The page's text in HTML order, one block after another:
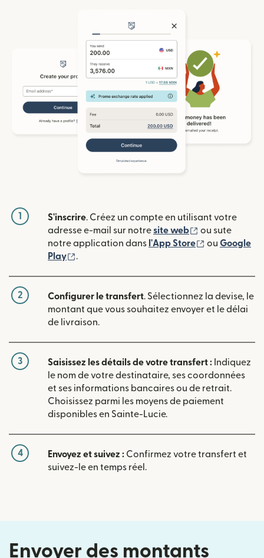
1 S'inscrire. Créez un compte en utilisant votre
adresse e-mail sur notresite web (s'ouvre dans
ou sute
notre application dans l'App Store (s'ouvre
ou Google
Play
.
2 Configurer le transfert. Sélectionnez la devise, le
montant que vous souhaitez envoyer et le délai
de livraison.
3 Saisissez les détails de votre transfert : Indiquez
le nom de votre destinataire, ses coordonnées
et ses informations bancaires ou de retrait.
Choisissez parmi les moyens de paiement
disponibles en Sainte-Lucie.
4 Envoyez et suivez : Confirmez votre transfert et
suivez-le en temps réel.
Envoyer des montants